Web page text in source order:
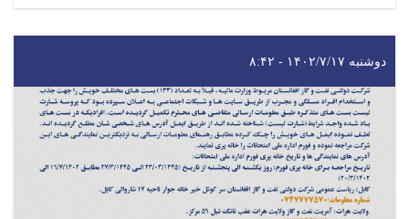
دوشنبه ۱۴۰۲/۷/۱۷ - ۸:۴۲